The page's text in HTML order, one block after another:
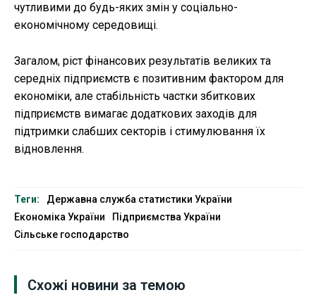
чутливими до будь-яких змін у соціально-
економічному середовищі.
Загалом, ріст фінансових результатів великих та
середніх підприємств є позитивним фактором для
економіки, але стабільність частки збиткових
підприємств вимагає додаткових заходів для
підтримки слабших секторів і стимулювання їх
відновлення.
Теги:
Державна служба статистики України
Економіка України
Підприємства України
Сільське господарство
Схожі новини за темою